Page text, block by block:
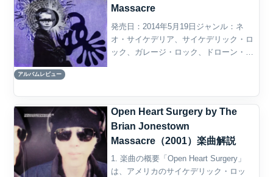
アルバムレビュー
Massacre
発売日：2014年5月19日ジャンル：ネ
オ・サイケデリア、サイケデリック・ロ
ック、ガレージ・ロック、ドローン・ロ
年に発...
Open Heart Surgery by The
Brian Jonestown
Massacre（2001）楽曲解説
1. 楽曲の概要「Open Heart Surgery」
は、アメリカのサイケデリック・ロッ